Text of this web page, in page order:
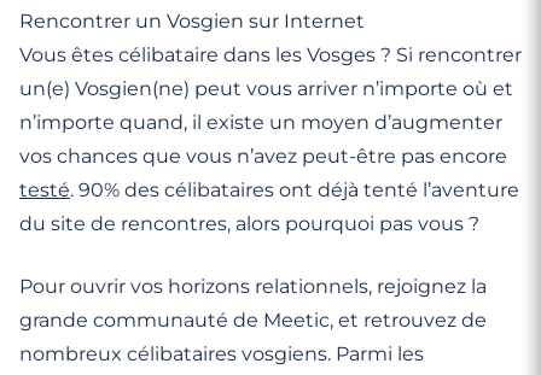
Rencontrer un Vosgien sur Internet
Vous êtes célibataire dans les Vosges ? Si rencontrer
un(e) Vosgien(ne) peut vous arriver n’importe où et
n’importe quand, il existe un moyen d’augmenter
vos chances que vous n’avez peut-être pas encore
testé. 90% des célibataires ont déjà tenté l’aventure
du site de rencontres, alors pourquoi pas vous ?
Pour ouvrir vos horizons relationnels, rejoignez la
grande communauté de Meetic, et retrouvez de
nombreux célibataires vosgiens. Parmi les